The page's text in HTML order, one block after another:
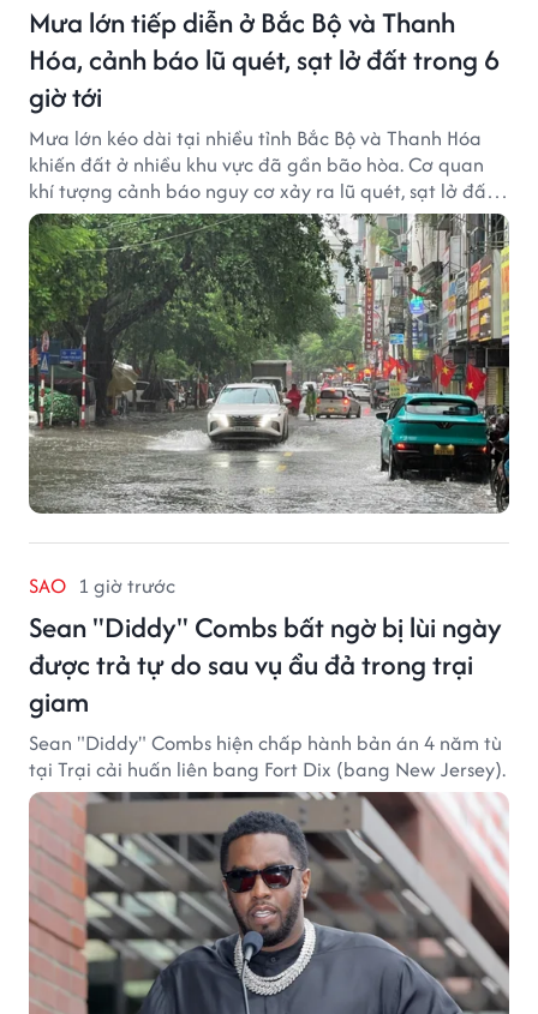
Mưa lớn tiếp diễn ở Bắc Bộ và Thanh
Hóa, cảnh báo lũ quét, sạt lở đất trong 6
giờ tới
Mưa lớn kéo dài tại nhiều tỉnh Bắc Bộ và Thanh Hóa
khiến đất ở nhiều khu vực đã gần bão hòa. Cơ quan
khí tượng cảnh báo nguy cơ xảy ra lũ quét, sạt lở đất
trong những giờ tới.
SAO 1 giờ trước
Sean "Diddy" Combs bất ngờ bị lùi ngày
được trả tự do sau vụ ẩu đả trong trại
giam
Sean "Diddy" Combs hiện chấp hành bản án 4 năm tù
tại Trại cải huấn liên bang Fort Dix (bang New Jersey).